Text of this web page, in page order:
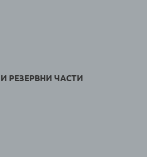
РЕЗЕРВНИ ЧАСТИ